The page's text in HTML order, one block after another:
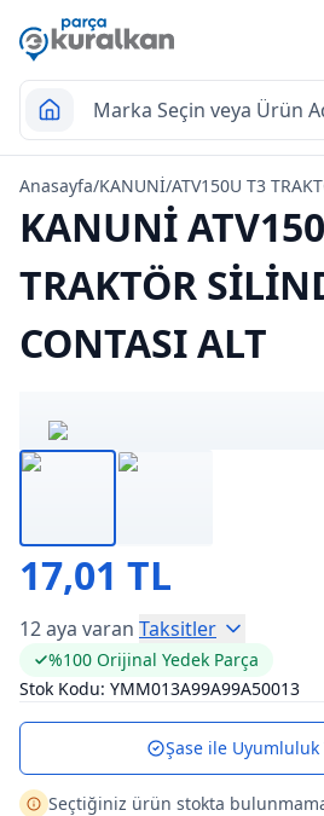
Anasayfa/KANUNİ/ATV150U T3
KANUNİ
TRAKTÖR
CONTASI ALT
17,01 TL
12 aya varan Taksitler
%100 Orijinal Yedek Parça
Stok Kodu: YMM013A99A99A50013
Şase ile Uyumluluk
Seçtiğiniz ürün stokta